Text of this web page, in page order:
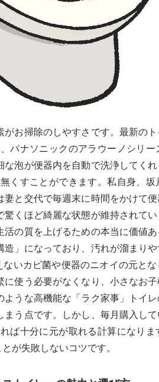
お掃除のしやすさです。最新の
パナソニックのアラウーノシリ
泡が便器内を自動で洗浄してく
くすことができます。私自身、
と交代で毎週末に時間をかけて
くほど綺麗な状態が維持されて
の質を上げるための本当に価値
」になっており、汚れが溜まり
いカビ菌や便器のニオイの元と
使う必要がなくなり、小さなお
うな高機能な「ラク家事」トイ
う点です。しかし、毎月購入し
ば十分に元が取れる計算になり
が失敗しないコツです。